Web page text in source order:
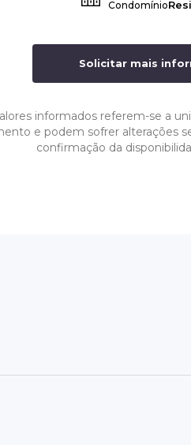
Condomínio
Solicitar mais
informados referem-se a
e podem sofrer alterações
confirmação da